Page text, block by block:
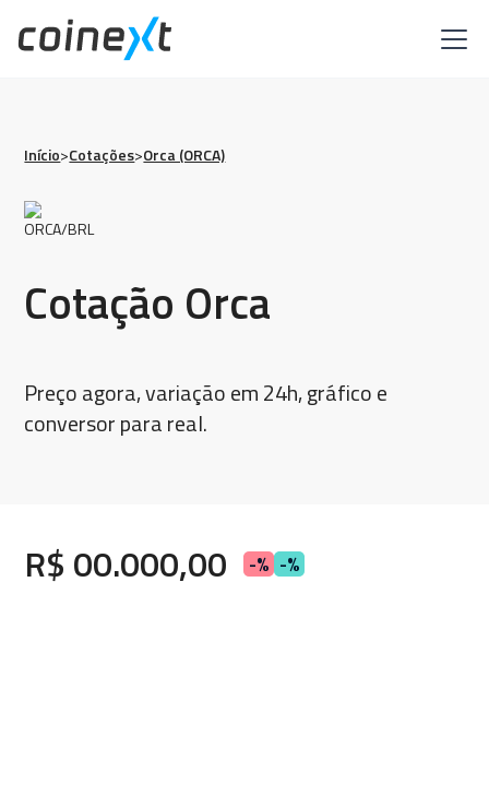
Início>Cotações>Orca (ORCA)
Cotação Orca
Preço agora, variação em 24h, gráfico e
conversor para real.
R$ 00.000,00 -% -%